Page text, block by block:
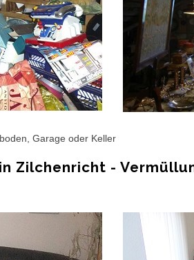
Garage oder Keller
Zilchenricht -